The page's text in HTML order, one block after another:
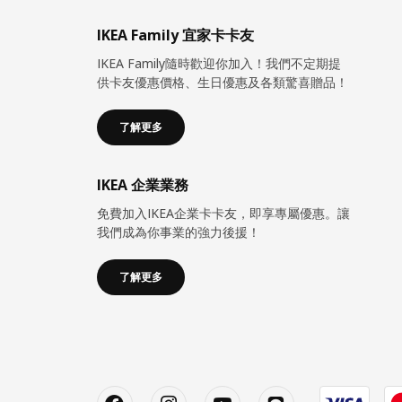
IKEA Family 宜家卡卡友
IKEA Family隨時歡迎你加入！我們不定期提
供卡友優惠價格、生日優惠及各類驚喜贈品！
了解更多
IKEA 企業業務
免費加入IKEA企業卡卡友，即享專屬優惠。讓
我們成為你事業的強力後援！
了解更多